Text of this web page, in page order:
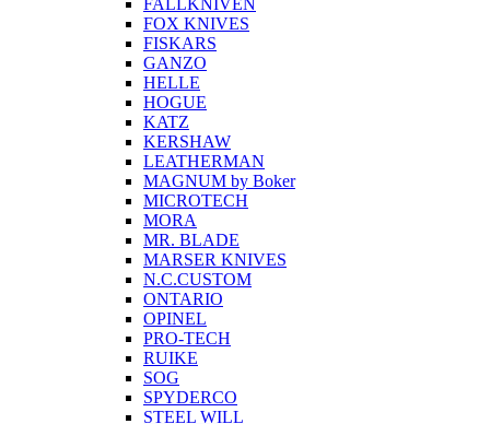
FALLKNIVEN
FOX KNIVES
FISKARS
GANZO
HELLE
HOGUE
KATZ
KERSHAW
LEATHERMAN
MAGNUM by Boker
MICROTECH
MORA
MR. BLADE
MARSER KNIVES
N.C.CUSTOM
ONTARIO
OPINEL
PRO-TECH
RUIKE
SOG
SPYDERCO
STEEL WILL